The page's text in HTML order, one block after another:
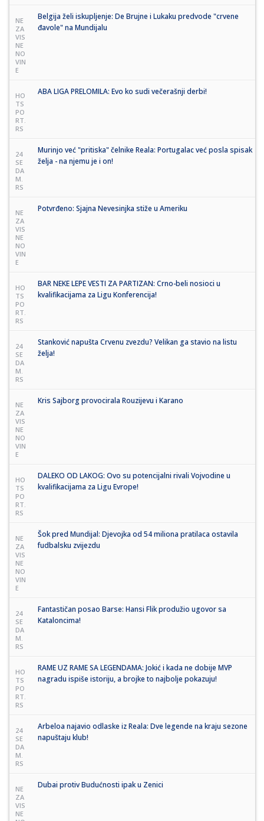
NE
ZA
VIS
NE
NO
VIN
E
Belgija želi iskupljenje: De Brujne i Lukaku predvode "crvene
đavole" na Mundijalu
HO
TS
PO
RT.
RS
ABA LIGA PRELOMILA: Evo ko sudi večerašnji derbi!
24
SE
DA
M.
RS
Murinjo već "pritiska" čelnike Reala: Portugalac već posla spisak
želja - na njemu je i on!
NE
ZA
VIS
NE
NO
VIN
E
Potvrđeno: Sjajna Nevesinjka stiže u Ameriku
HO
TS
PO
RT.
RS
BAR NEKE LEPE VESTI ZA PARTIZAN: Crno-beli nosioci u
kvalifikacijama za Ligu Konferencija!
24
SE
DA
M.
RS
Stanković napušta Crvenu zvezdu? Velikan ga stavio na listu
želja!
NE
ZA
VIS
NE
NO
VIN
E
Kris Sajborg provocirala Rouzijevu i Karano
HO
TS
PO
RT.
RS
DALEKO OD LAKOG: Ovo su potencijalni rivali Vojvodine u
kvalifikacijama za Ligu Evrope!
NE
ZA
VIS
NE
NO
VIN
E
Šok pred Mundijal: Djevojka od 54 miliona pratilaca ostavila
fudbalsku zvijezdu
24
SE
DA
M.
RS
Fantastičan posao Barse: Hansi Flik produžio ugovor sa
Kataloncima!
HO
TS
PO
RT.
RS
RAME UZ RAME SA LEGENDAMA: Jokić i kada ne dobije MVP
nagradu ispiše istoriju, a brojke to najbolje pokazuju!
24
SE
DA
M.
RS
Arbeloa najavio odlaske iz Reala: Dve legende na kraju sezone
napuštaju klub!
NE
ZA
VIS
NE
Dubai protiv Budućnosti ipak u Zenici